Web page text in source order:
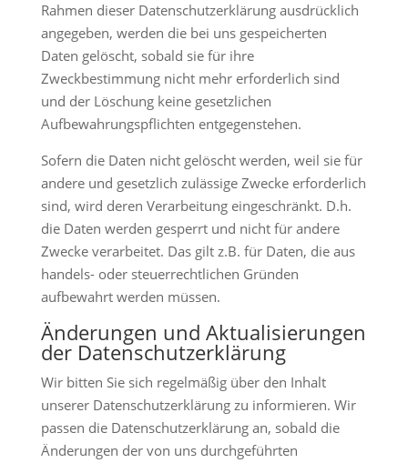
Rahmen dieser Datenschutzerklärung ausdrücklich
angegeben, werden die bei uns gespeicherten
Daten gelöscht, sobald sie für ihre
Zweckbestimmung nicht mehr erforderlich sind
und der Löschung keine gesetzlichen
Aufbewahrungspflichten entgegenstehen.
Sofern die Daten nicht gelöscht werden, weil sie für
andere und gesetzlich zulässige Zwecke erforderlich
sind, wird deren Verarbeitung eingeschränkt. D.h.
die Daten werden gesperrt und nicht für andere
Zwecke verarbeitet. Das gilt z.B. für Daten, die aus
handels- oder steuerrechtlichen Gründen
aufbewahrt werden müssen.
Änderungen und Aktualisierungen
der Datenschutzerklärung
Wir bitten Sie sich regelmäßig über den Inhalt
unserer Datenschutzerklärung zu informieren. Wir
passen die Datenschutzerklärung an, sobald die
Änderungen der von uns durchgeführten